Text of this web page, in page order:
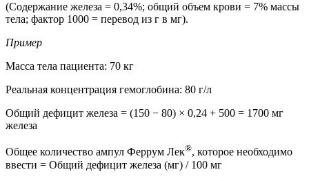
(Содержание железа = 0,34%; общий объем крови = 7% массы
тела; фактор 1000 = перевод из г в мг).
Пример
Масса тела пациента: 70 кг
Реальная концентрация гемоглобина: 80 г/л
Общий дефицит железа = (150 − 80) × 0,24 + 500 = 1700 мг
железа
Общее количество ампул Феррум Лек®, которое необходимо
ввести = Общий дефицит железа (мг) / 100 мг